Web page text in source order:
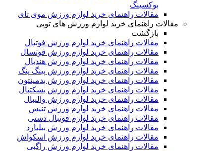
بوکسینگ
مقالات راهنمای خرید لوازم ورزش موی تای
مقالات راهنمای خرید لوازم ورزش های توپی
بازگشت
مقالات راهنمای خرید لوازم ورزش فوتبال
مقالات راهنمای خرید لوازم ورزش فوتسال
مقالات راهنمای خرید لوازم ورزش هندبال
مقالات راهنمای خرید لوازم ورزش پینگ پنگ
مقالات راهنمای خرید لوازم ورزش بدمینتون
مقالات راهنمای خرید لوازم ورزش بسکتبال
مقالات راهنمای خرید لوازم ورزش والیبال
مقالات راهنمای خرید لوازم ورزش تنیس
مقالات راهنمای خرید لوازم فوتبال دستی
مقالات راهنمای خرید لوازم ورزش بیلیارد
مقالات راهنمای خرید لوازم ورزش اسکواش
مقالات راهنمای خرید لوازم ورزش راگبی